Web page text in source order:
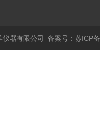
仪器有限公司 备案号：苏ICP